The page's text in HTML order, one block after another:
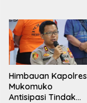
Laki Lapor
Kejagung
Himbauan Kapolres
Mukomuko
Antisipasi Tindak